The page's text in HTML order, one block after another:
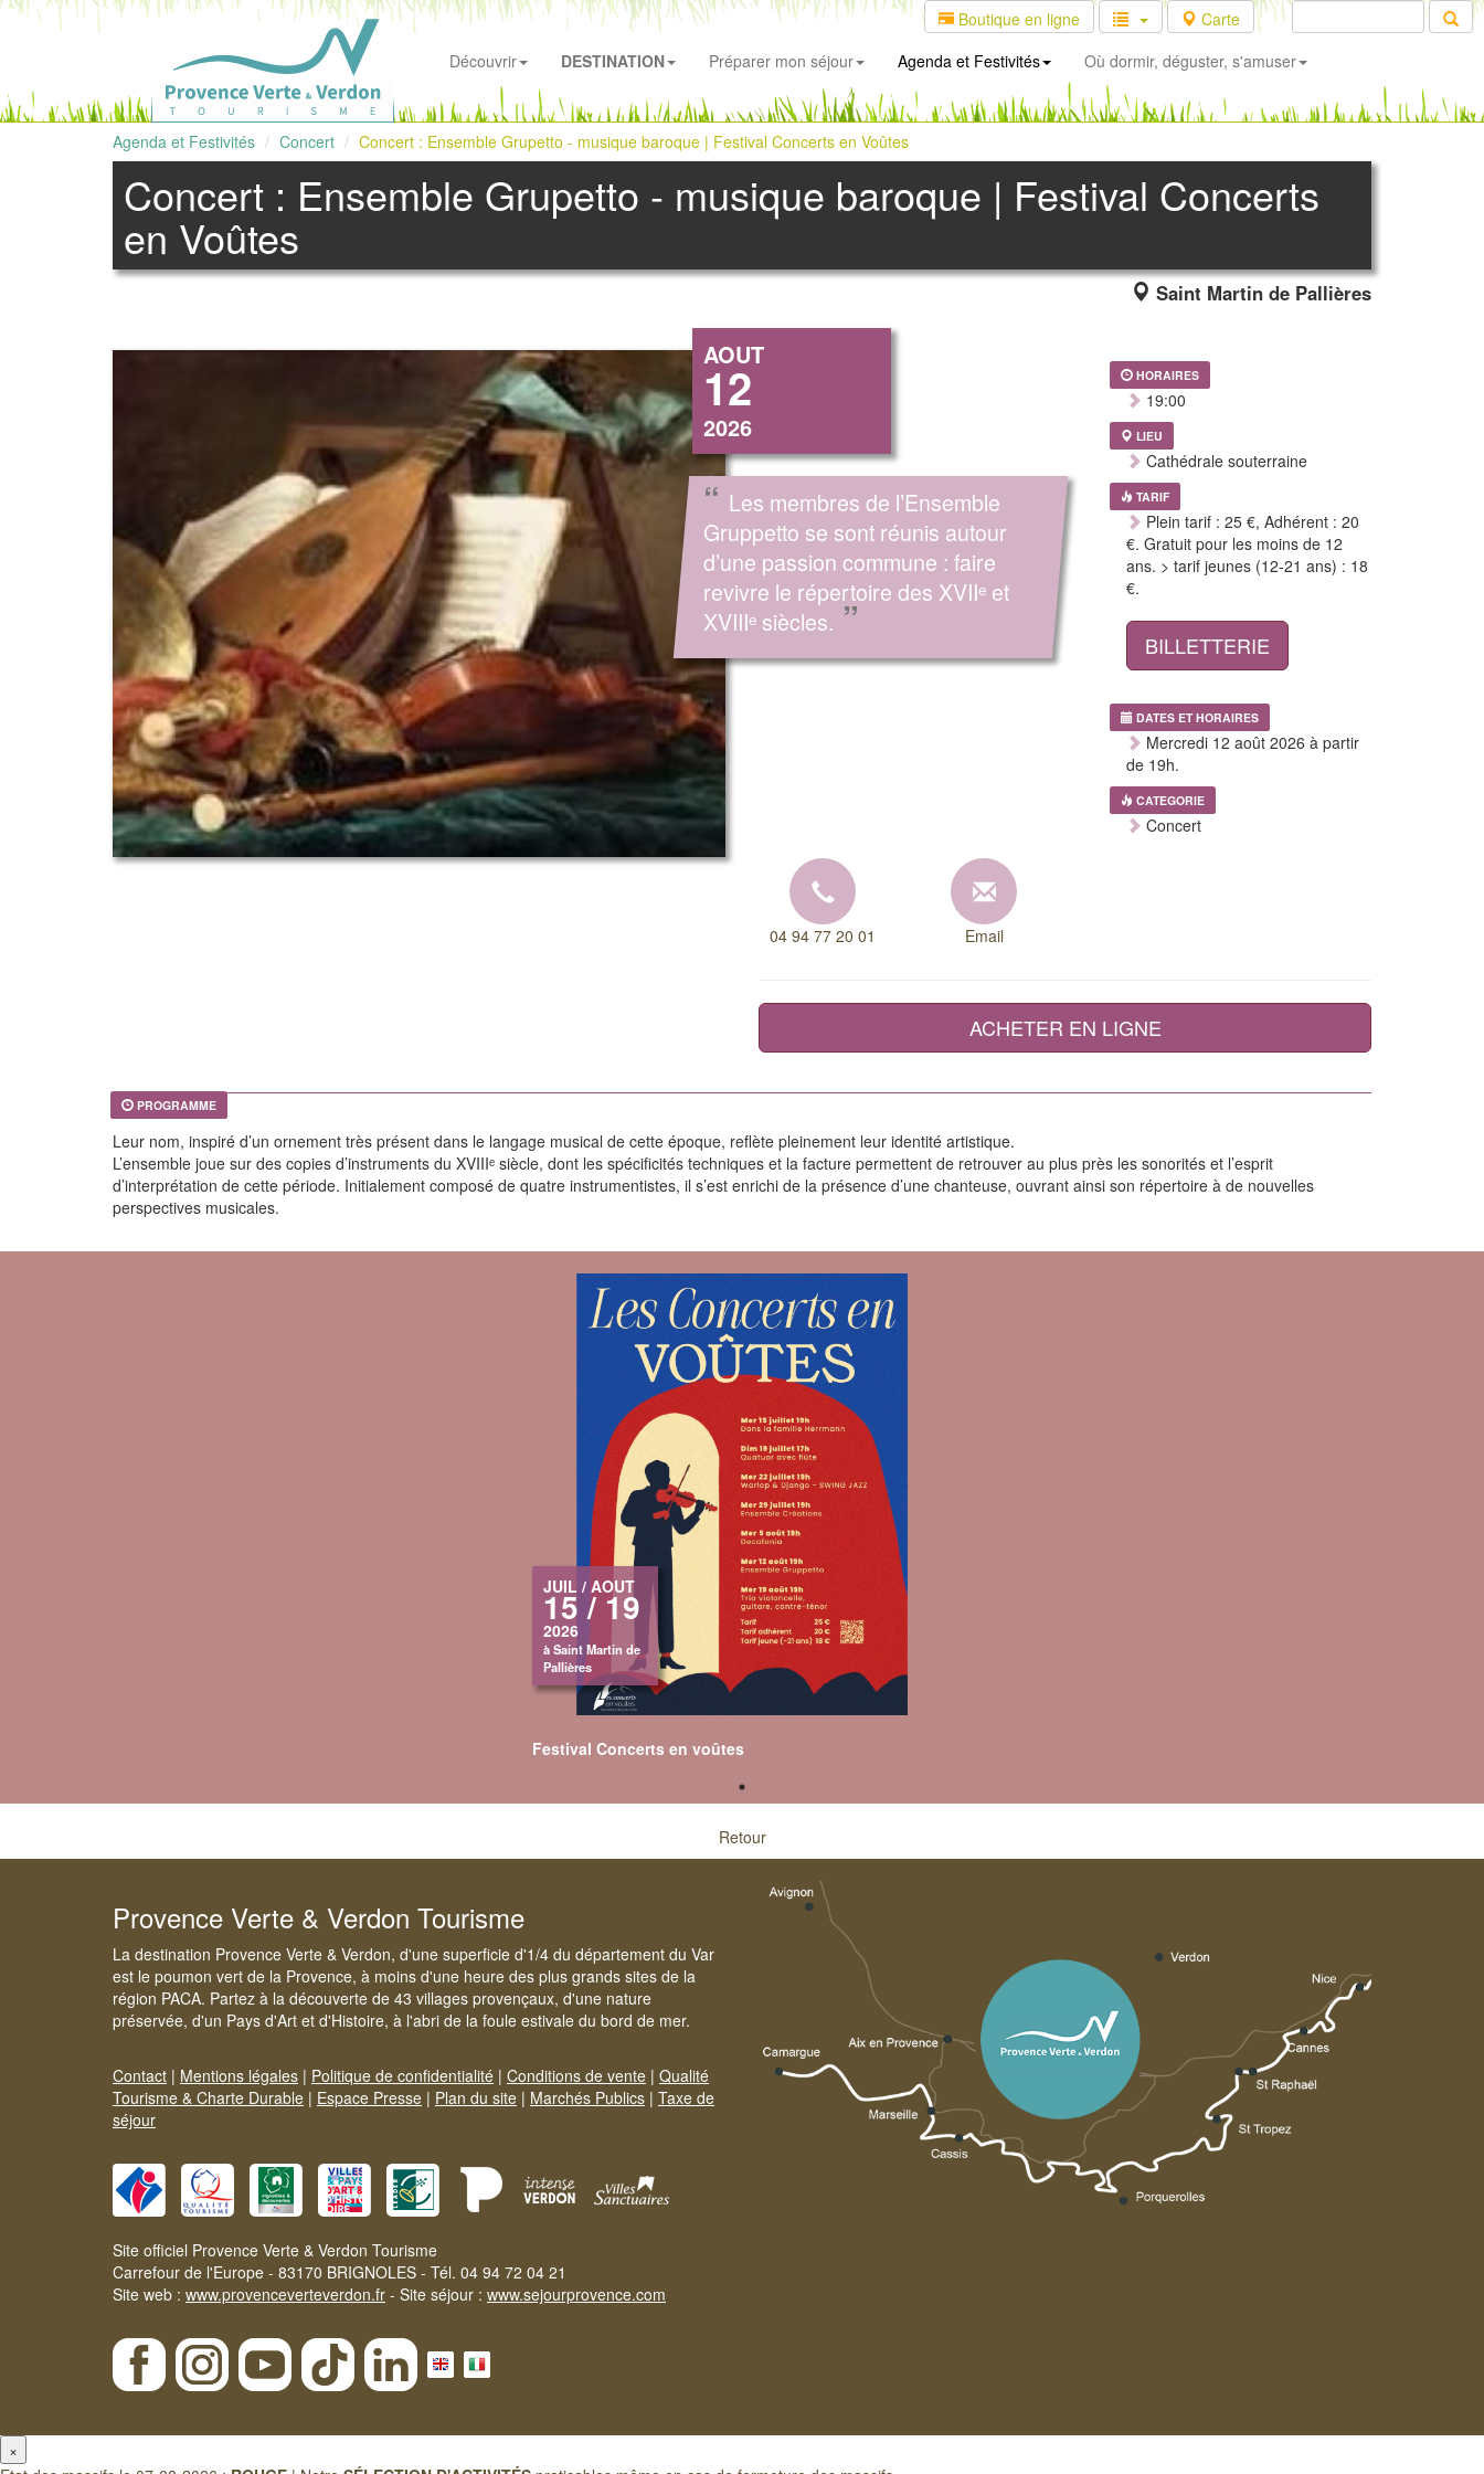
Boutique en ligne
Carte
Découvrir
DESTINATION Préparer mon séjour Agenda et Festivités Où dormir, déguster, s'amuser
Agenda et Festivités Concert Concert : Ensemble Grupetto - musique baroque | Festival Concerts en Voûtes
Concert : Ensemble Grupetto - musique baroque | Festival Concerts
en Voûtes
Saint Martin de Pallières
AOUT
12
2026
“ Les membres de l’Ensemble
Gruppetto se sont réunis autour
d’une passion commune : faire
revivre le répertoire des XVIIᵉ et
XVIIIᵉ siècles. ”
HORAIRES
19:00
LIEU
Cathédrale souterraine
TARIF
Plein tarif : 25 €, Adhérent : 20
€. Gratuit pour les moins de 12
ans. > tarif jeunes (12-21 ans) : 18
€.
BILLETTERIE
DATES ET HORAIRES
Mercredi 12 août 2026 à partir
de 19h.
CATEGORIE
Concert
04 94 77 20 01 Email
ACHETER EN LIGNE
PROGRAMME
Leur nom, inspiré d’un ornement très présent dans le langage musical de cette époque, reflète pleinement leur identité artistique.
L’ensemble joue sur des copies d’instruments du XVIIIᵉ siècle, dont les spécificités techniques et la facture permettent de retrouver au plus près les sonorités et l’esprit
d’interprétation de cette période. Initialement composé de quatre instrumentistes, il s’est enrichi de la présence d’une chanteuse, ouvrant ainsi son répertoire à de nouvelles
perspectives musicales.
JUIL / AOUT
15 / 19
2026
à Saint Martin de
Pallières
Festival Concerts en voûtes
Retour
Provence Verte & Verdon Tourisme
La destination Provence Verte & Verdon, d'une superficie d'1/4 du département du Var
est le poumon vert de la Provence, à moins d'une heure des plus grands sites de la
région PACA. Partez à la découverte de 43 villages provençaux, d'une nature
préservée, d'un Pays d'Art et d'Histoire, à l'abri de la foule estivale du bord de mer.
Contact | Mentions légales | Politique de confidentialité | Conditions de vente | Qualité
Tourisme & Charte Durable | Espace Presse | Plan du site | Marchés Publics | Taxe de
séjour
Site officiel Provence Verte & Verdon Tourisme
Carrefour de l'Europe - 83170 BRIGNOLES - Tél. 04 94 72 04 21
Site web : www.provenceverteverdon.fr - Site séjour : www.sejourprovence.com
×